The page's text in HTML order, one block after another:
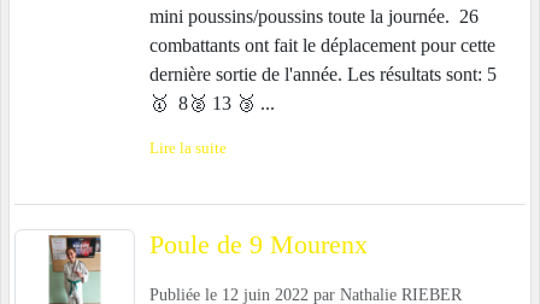
mini poussins/poussins toute la journée. 26
combattants ont fait le déplacement pour cette
dernière sortie de l'année. Les résultats sont: 5
🥇 8🥈 13 🥉 ...
Lire la suite
Poule de 9 Mourenx
Publiée le 12 juin 2022 par Nathalie RIEBER